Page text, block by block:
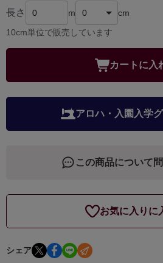
長さ m cm
10cm単位で販売しています
カートに入
アロハ・入園入学
この商品について
お気に入りに
シェア